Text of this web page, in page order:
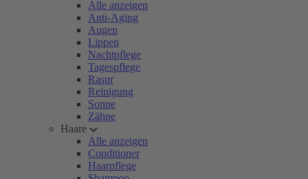
Alle anzeigen
Anti-Aging
Augen
Lippen
Nachtpflege
Tagespflege
Rasur
Reinigung
Sonne
Zähne
Haare
Alle anzeigen
Conditioner
Haarpflege